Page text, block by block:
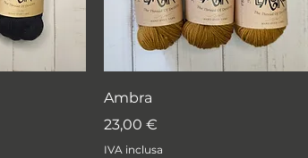
Ambra
Prezzo
23,00 €
IVA inclusa